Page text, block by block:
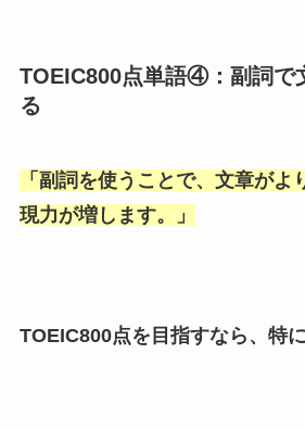
TOEIC800点単語④：副詞で
る
「 副詞を使うことで、文章がよ
現力が増します。
」
TOEIC800点を目指すなら、特